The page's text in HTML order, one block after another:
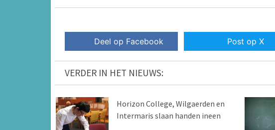
Deel op Facebook Post op X
VERDER IN HET NIEUWS:
Horizon College, Wilgaerden en
Intermaris slaan handen ineen